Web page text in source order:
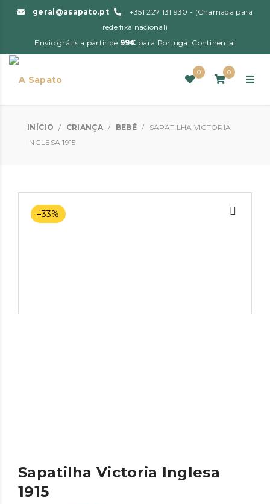
geral@asapato.pt
+351 227 131 930 - (Chamada para
rede fixa nacional)
Envio grátis a partir de 99€ para Portugal Continental
0 0
INÍCIO / CRIANÇA / BEBÉ /
SAPATILHA VICTORIA
INGLESA 1915
–33%
Sapatilha Victoria Inglesa
1915